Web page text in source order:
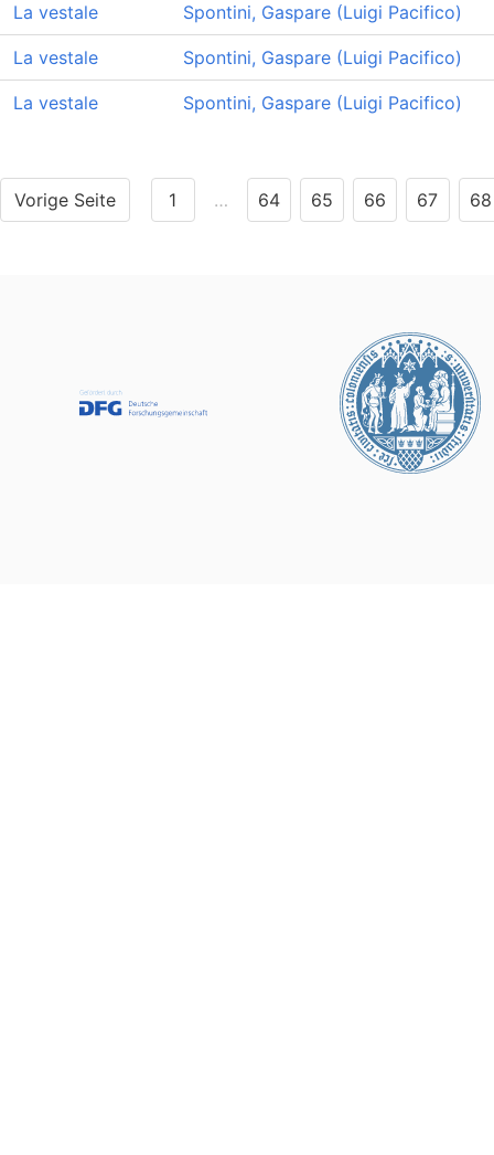
La vestale Spontini, Gaspare (Luigi Pacifico)
La vestale Spontini, Gaspare (Luigi Pacifico)
La vestale Spontini, Gaspare (Luigi Pacifico)
Vorige Seite 1 … 64 65 66 67 68